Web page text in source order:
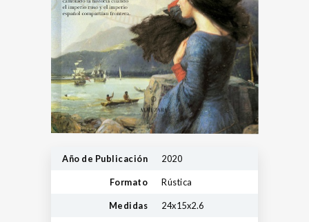
Año de Publicación 2020
Formato Rústica
Medidas 24x15x2.6